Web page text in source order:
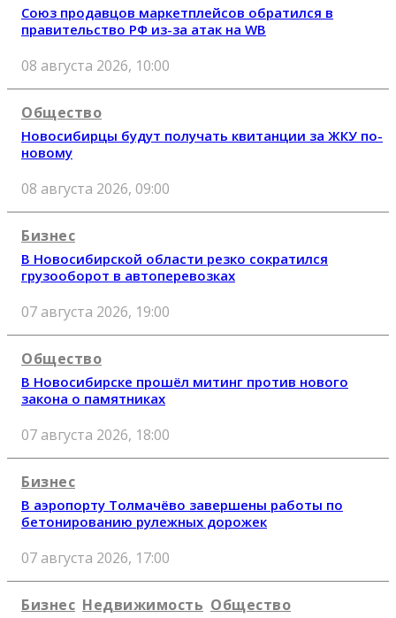
Союз продавцов маркетплейсов обратился в
правительство РФ из-за атак на WB
08 августа 2026, 10:00
Общество
Новосибирцы будут получать квитанции за ЖКУ по-
новому
08 августа 2026, 09:00
Бизнес
В Новосибирской области резко сократился
грузооборот в автоперевозках
07 августа 2026, 19:00
Общество
В Новосибирске прошёл митинг против нового
закона о памятниках
07 августа 2026, 18:00
Бизнес
В аэропорту Толмачёво завершены работы по
бетонированию рулежных дорожек
07 августа 2026, 17:00
Бизнес Недвижимость Общество